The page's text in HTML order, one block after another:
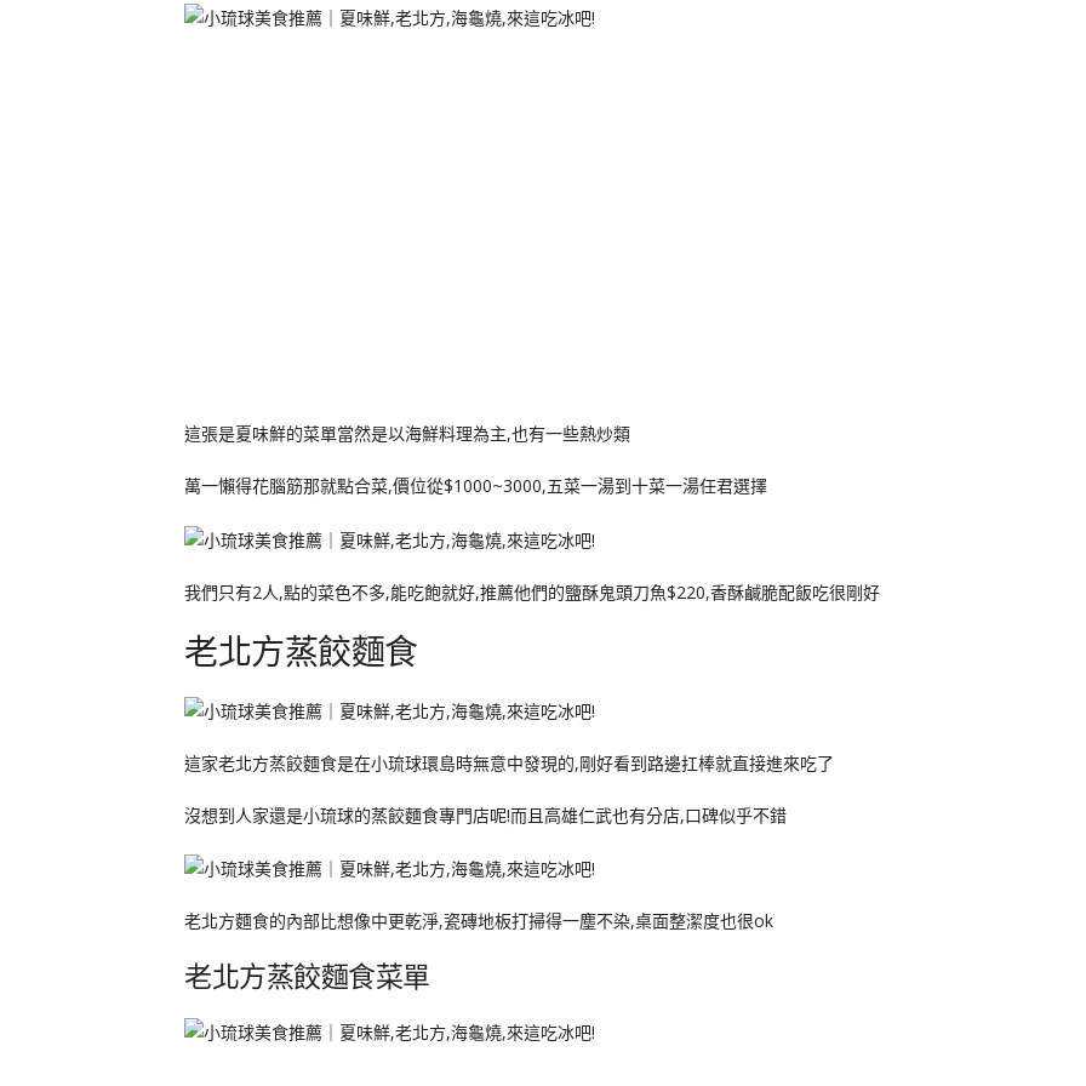
這張是夏味鮮的菜單當然是以海鮮料理為主,也有一些熱炒類
萬一懶得花腦筋那就點合菜,價位從$1000~3000,五菜一湯到十菜一湯任君選擇
我們只有2人,點的菜色不多,能吃飽就好,推薦他們的鹽酥鬼頭刀魚$220,香酥鹹脆配飯吃很剛好
老北方蒸餃麵食
這家老北方蒸餃麵食是在小琉球環島時無意中發現的,剛好看到路邊扛棒就直接進來吃了
沒想到人家還是小琉球的蒸餃麵食專門店呢!而且高雄仁武也有分店,口碑似乎不錯
老北方麵食的內部比想像中更乾淨,瓷磚地板打掃得一塵不染,桌面整潔度也很ok
老北方蒸餃麵食菜單